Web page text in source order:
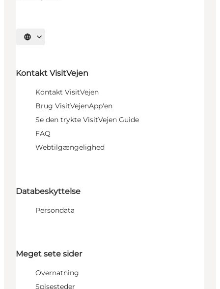
Sprache auswählen
Kontakt VisitVejen
Kontakt VisitVejen
Brug VisitVejenApp'en
Se den trykte VisitVejen Guide
FAQ
Webtilgængelighed
Databeskyttelse
Persondata
Meget sete sider
Overnatning
Spisesteder